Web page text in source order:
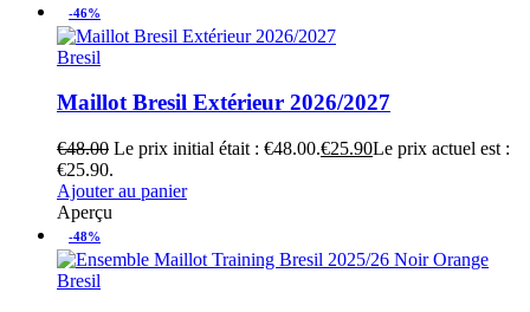
-46%
Bresil
Maillot Bresil Extérieur 2026/2027
€48.00 Le prix initial était : €48.00.€25.90Le prix actuel est :
€25.90.
Ajouter au panier
Aperçu
-48%
Bresil